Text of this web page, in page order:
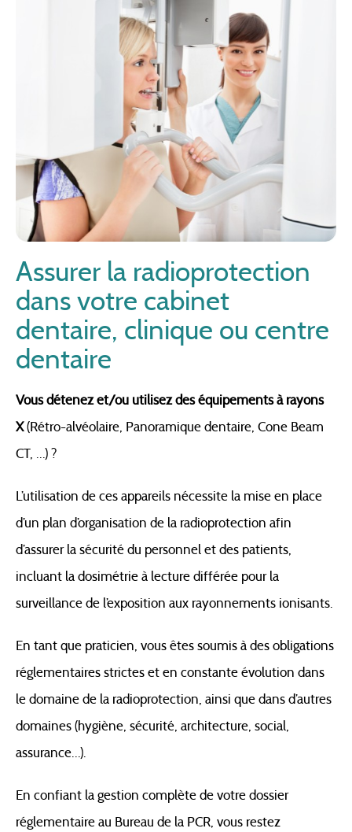
Assurer la radioprotection
dans votre cabinet
dentaire, clinique ou centre
dentaire
Vous détenez et/ou utilisez des équipements à rayons
X(Rétro-alvéolaire, Panoramique dentaire, Cone Beam
CT, …) ?
L’utilisation de ces appareils nécessite la mise en place
d’un plan d’organisation de la radioprotection afin
d’assurer la sécurité du personnel et des patients,
incluant la dosimétrie à lecture différée pour la
surveillance de l’exposition aux rayonnements ionisants.
En tant que praticien, vous êtes soumis à des obligations
réglementaires strictes et en constante évolution dans
le domaine de la radioprotection, ainsi que dans d’autres
domaines (hygiène, sécurité, architecture, social,
assurance…).
En confiant la gestion complète de votre dossier
réglementaire au Bureau de la PCR, vous restez